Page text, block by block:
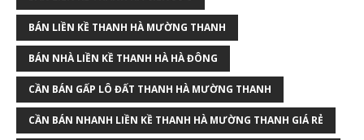
BÁN LIỀN KỀ THANH HÀ MƯỜNG THANH
BÁN NHÀ LIỀN KỀ THANH HÀ HÀ ĐÔNG
CẦN BÁN GẤP LÔ ĐẤT THANH HÀ MƯỜNG THANH
CẦN BÁN NHANH LIỀN KỀ THANH HÀ MƯỜNG THANH GIÁ RẺ